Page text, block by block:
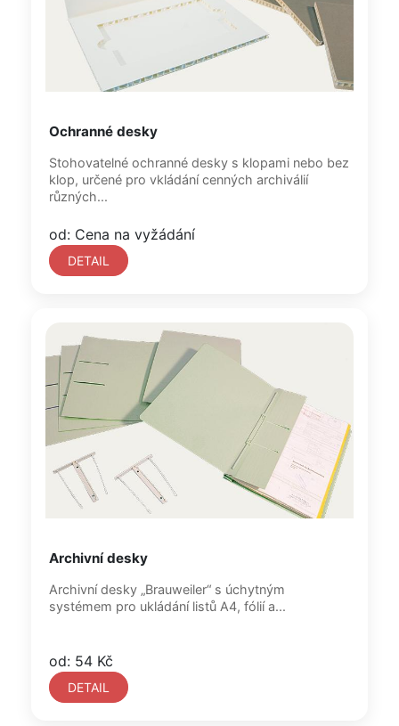
Ochranné desky
Stohovatelné ochranné desky s klopami nebo bez
klop, určené pro vkládání cenných archiválií
různých...
od: Cena na vyžádání
DETAIL
Archivní desky
Archivní desky „Brauweiler“ s úchytným
systémem pro ukládání listů A4, fólií a...
od: 54 Kč
DETAIL